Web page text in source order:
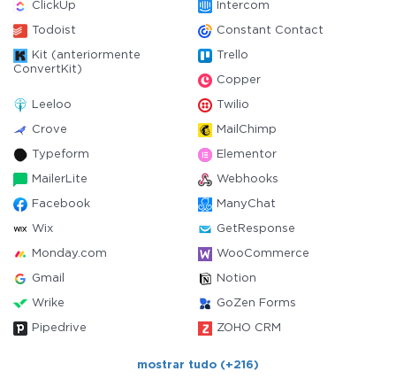
ClickUp Intercom
Todoist Constant Contact
Kit (anteriormente
ConvertKit)
Trello
Copper
Leeloo Twilio
Crove MailChimp
Typeform Elementor
MailerLite Webhooks
Facebook ManyChat
Wix GetResponse
Monday.com WooCommerce
Gmail Notion
Wrike GoZen Forms
Pipedrive ZOHO CRM
mostrar tudo (+216)